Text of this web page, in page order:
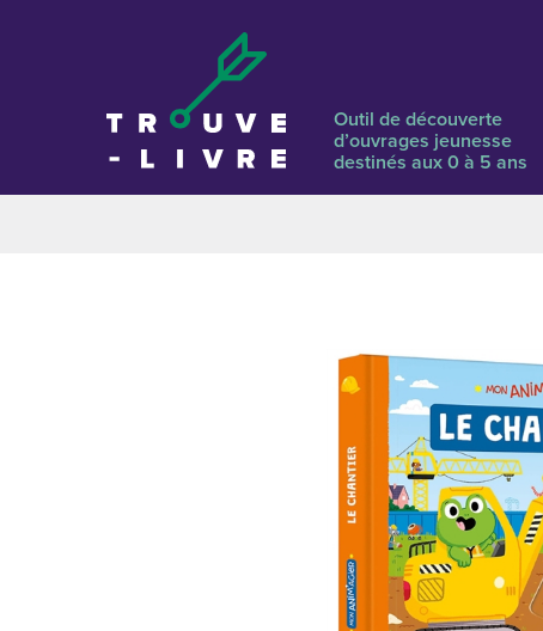
Outil de découverte
d’ouvrages jeunesse
destinés aux 0 à 5 ans